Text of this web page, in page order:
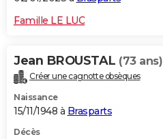
Famille LE LUC
Jean BROUSTAL (73 ans)
Créer une cagnotte obsèques
Naissance
15/11/1948 à Brasparts
Décès